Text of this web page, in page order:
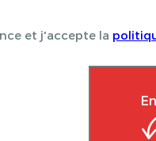
et j'accepte la